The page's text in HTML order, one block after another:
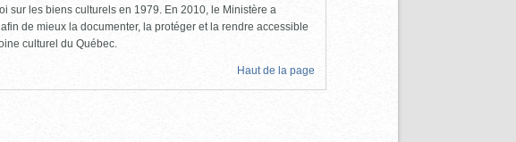
sur les biens culturels en 1979. En 2010, le Ministère a
de mieux la documenter, la protéger et la rendre accessible
culturel du Québec.
Haut de la page